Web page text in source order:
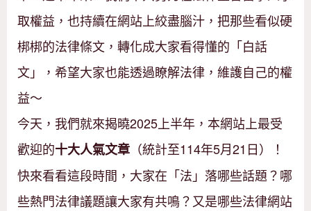
取權益，也持續在網站上絞盡腦汁，把那些看似硬
梆梆的法律條文，轉化成大家看得懂的「白話
文」，希望大家也能透過瞭解法律，維護自己的權
益～
今天，我們就來揭曉2025上半年，本網站上最受
歡迎的十大人氣文章（統計至114年5月21日）！
快來看看這段時間，大家在「法」落哪些話題？哪
些熱門法律議題讓大家有共鳴？又是哪些法律網站